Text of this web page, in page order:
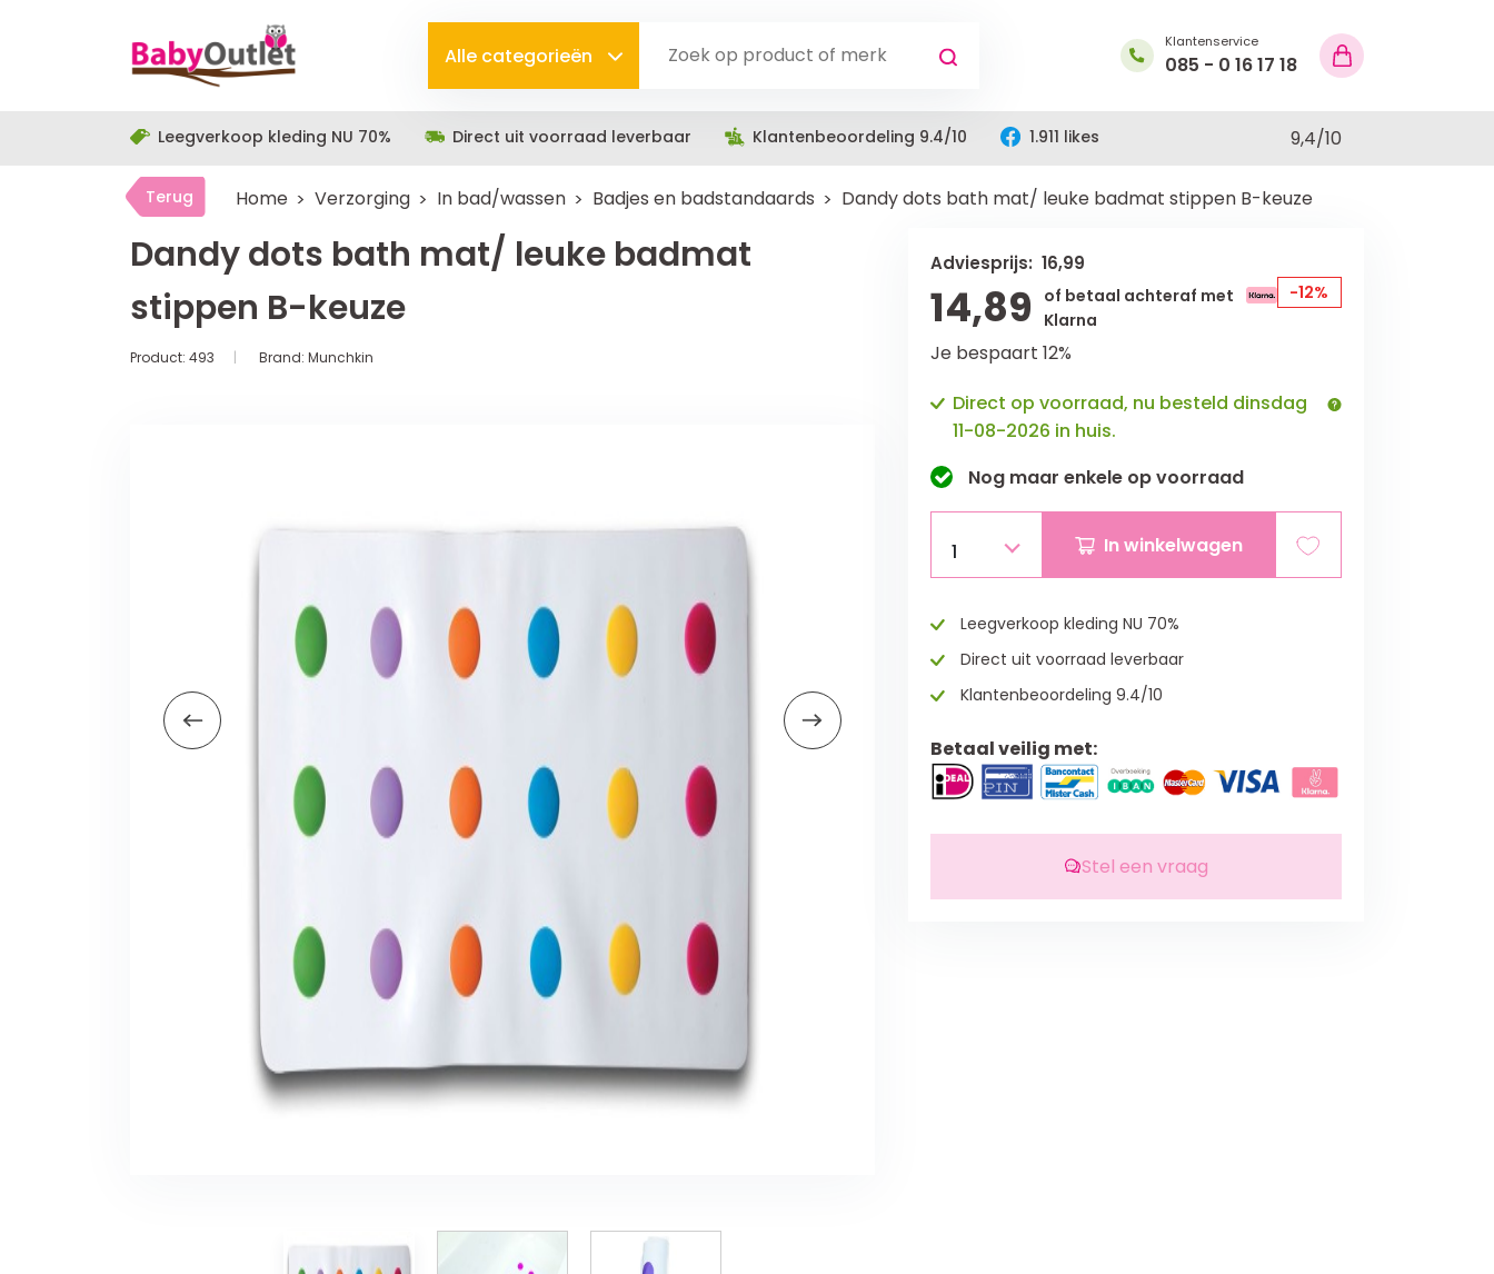
Alle categorieën
Klantenservice
085 - 0 16 17 18
Leegverkoop kleding NU 70% Direct uit voorraad leverbaar Klantenbeoordeling 9.4/10 1.911 likes 9,4/10
Terug Home Verzorging In bad/wassen Badjes en badstandaards Dandy dots bath mat/ leuke badmat stippen B-keuze
Dandy dots bath mat/ leuke badmat
stippen B-keuze
Product: 493 Brand: Munchkin
Adviesprijs: 16,99
14,89
of betaal achteraf met
Klarna
-12%
Je bespaart 12%
Direct op voorraad, nu besteld dinsdag
11-08-2026 in huis.
Nog maar enkeleop voorraad
1 In winkelwagen
Leegverkoop kleding NU 70%
Direct uit voorraad leverbaar
Klantenbeoordeling 9.4/10
Betaal veilig met:
Stel een vraag